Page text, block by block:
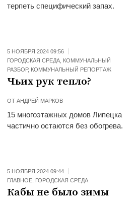
терпеть специфический запах.
5 НОЯБРЯ 2024 09:56
ГОРОДСКАЯ СРЕДА, КОММУНАЛЬНЫЙ
РАЗБОР, КОММУНАЛЬНЫЙ РЕПОРТАЖ
Чьих рук тепло?
ОТАНДРЕЙ МАРКОВ
15 многоэтажных домов Липецка
частично остаются без обогрева.
5 НОЯБРЯ 2024 09:44
ГЛАВНОЕ, ГОРОДСКАЯ СРЕДА
Кабы не было зимы